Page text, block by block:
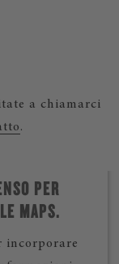
a chiamarci
.
PER
MAPS.
incorporare